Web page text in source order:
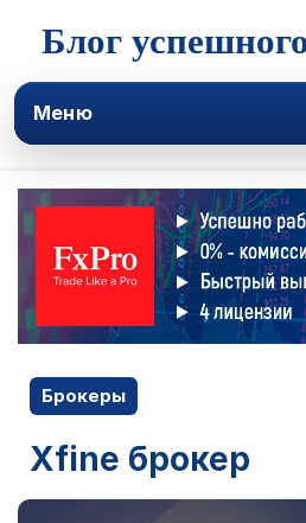
Блог
Меню
Брокеры
Xfine брокер